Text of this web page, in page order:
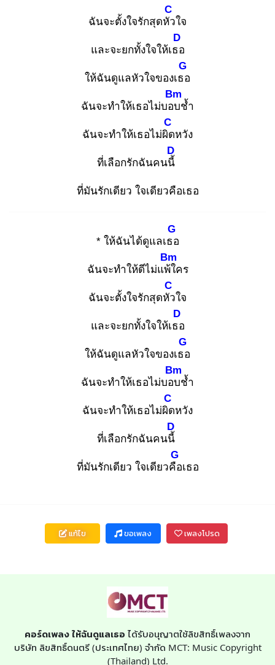
ฉันจะตั้งใจรักสุดหัว
C
ใจ
และจะยกทั้งใจให้เธอ
D
ให้ฉันดูแลหัวใจของเธอ
G
ฉันจะทำให้เธอไม่บอบ
Bm
ช้ำ
ฉันจะทำให้เธอไม่ผิด
C
หวัง
ที่เลือกรักฉันคนนี้
D
ที่มันรักเดียว ใจเดียวคือเธอ
* ให้ฉันได้ดูแลเธอ
G
ฉันจะทำให้ดีไม่แพ้ใ
Bm
คร
ฉันจะตั้งใจรักสุดหัว
C
ใจ
และจะยกทั้งใจให้เธอ
D
ให้ฉันดูแลหัวใจของเธอ
G
ฉันจะทำให้เธอไม่บอบ
Bm
ช้ำ
ฉันจะทำให้เธอไม่ผิด
C
หวัง
ที่เลือกรักฉันคนนี้
D
ที่มันรักเดียว ใจเดียวคือ
G
เธอ
แก้ไข ขอเพลง เพลงโปรด
คอร์ดเพลง ให้ฉันดูแลเธอ ได้รับอนุญาตใช้ลิขสิทธิ์เพลงจาก
บริษัท ลิขสิทธิ์ดนตรี (ประเทศไทย) จำกัด MCT: Music Copyright
(Thailand) Ltd.